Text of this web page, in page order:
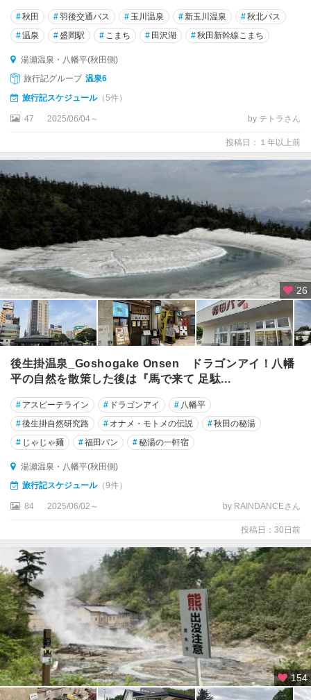
#秋田 #羽後交通バス # 玉川温泉 #新玉川温泉 #秋北バス
#温泉 #盛岡駅 # こまち # 田沢湖 #秋田新幹線こまち
湯瀬温泉・八幡平(秋田側)
旅行記グループ 温泉6
旅行記スケジュール（5件）
47 2025/06/04～ by テトラさん
投稿日：１年以上前
26
後生掛温泉_Goshogake Onsen ドラゴンアイ！八幡
平の自然を散策した後は『馬で来て 足駄...
# アスピーテライン # ドラゴンアイ # 八幡平
#後生掛自然研究路 # オナメ・モトメの伝説 #秋田の秘湯
# じゃじゃ麺 #福田パン #秘湯の一軒宿
湯瀬温泉・八幡平(秋田側)
旅行記スケジュール（9件）
84 2025/06/02～ by RAINDANCEさん
投稿日：30日前
154